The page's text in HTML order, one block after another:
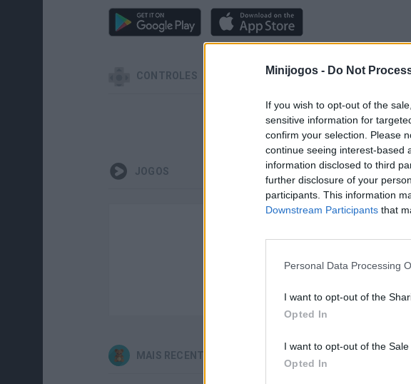
Minijogos - Do Not
If you wish to opt-out of the
sensitive information for
confirm your selection. Please
continue seeing interest-based
information disclosed to third
further disclosure of your
participants. This information
Downstream Participants that
Personal Data Processing
I want to opt-out of the
Opted In
I want to opt-out of the Sale
Opted In
CONTROLES
ESCOLHER
JOGOS
MAIS RECENTES JOGOS INFANTIS